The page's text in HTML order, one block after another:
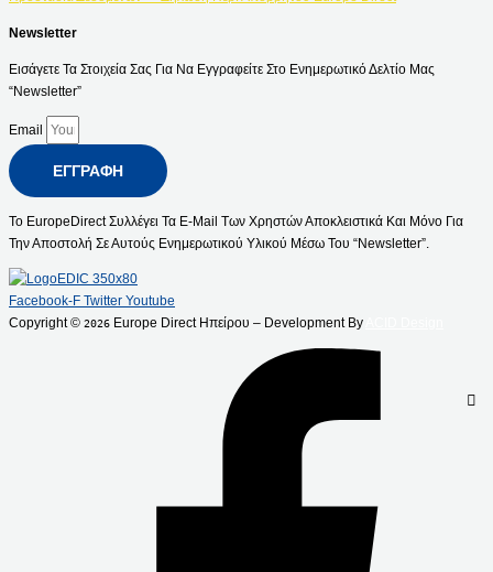
Newsletter
Εισάγετε Τα Στοιχεία Σας Για Να Εγγραφείτε Στο Ενημερωτικό Δελτίο Μας
“Newsletter”
Email
ΕΓΓΡΑΦΉ
Το EuropeDirect Συλλέγει Τα E-Mail Των Χρηστών Αποκλειστικά Και Μόνο Για
Την Αποστολή Σε Αυτούς Ενημερωτικού Υλικού Μέσω Του “Newsletter”.
Facebook-F Twitter Youtube
Copyright © 2026 Europe Direct Ηπείρου – Development By